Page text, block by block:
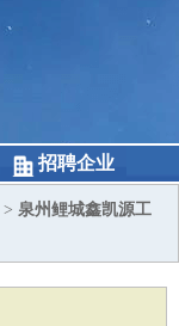
招聘企业
> 泉州鲤城鑫凯源工